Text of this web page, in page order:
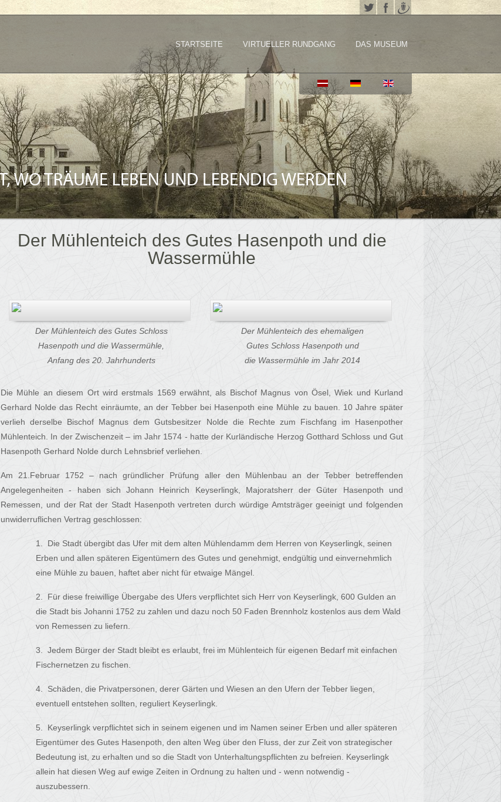
STARTSEITE VIRTUELLER RUNDGANG DAS MUSEUM
Der Mühlenteich des Gutes Hasenpoth und die
Wassermühle
Der Mühlenteich des Gutes Schloss
Hasenpoth und die Wassermühle,
Anfang des 20. Jahrhunderts
Der Mühlenteich des ehemaligen
Gutes Schloss Hasenpoth und
die Wassermühle im Jahr 2014
Die Mühle an diesem Ort wird erstmals 1569 erwähnt, als Bischof Magnus von Ösel, Wiek und Kurland
Gerhard Nolde das Recht einräumte, an der Tebber bei Hasenpoth eine Mühle zu bauen. 10 Jahre später
verlieh derselbe Bischof Magnus dem Gutsbesitzer Nolde die Rechte zum Fischfang im Hasenpother
Mühlenteich. In der Zwischenzeit – im Jahr 1574 - hatte der Kurländische Herzog Gotthard Schloss und Gut
Hasenpoth Gerhard Nolde durch Lehnsbrief verliehen.
Am 21.Februar 1752 – nach gründlicher Prüfung aller den Mühlenbau an der Tebber betreffenden
Angelegenheiten - haben sich Johann Heinrich Keyserlingk, Majoratsherr der Güter Hasenpoth und
Remessen, und der Rat der Stadt Hasenpoth vertreten durch würdige Amtsträger geeinigt und folgenden
unwiderruflichen Vertrag geschlossen:
1. Die Stadt übergibt das Ufer mit dem alten Mühlendamm dem Herren von Keyserlingk, seinen
Erben und allen späteren Eigentümern des Gutes und genehmigt, endgültig und einvernehmlich
eine Mühle zu bauen, haftet aber nicht für etwaige Mängel.
2. Für diese freiwillige Übergabe des Ufers verpflichtet sich Herr von Keyserlingk, 600 Gulden an
die Stadt bis Johanni 1752 zu zahlen und dazu noch 50 Faden Brennholz kostenlos aus dem Wald
von Remessen zu liefern.
3. Jedem Bürger der Stadt bleibt es erlaubt, frei im Mühlenteich für eigenen Bedarf mit einfachen
Fischernetzen zu fischen.
4. Schäden, die Privatpersonen, derer Gärten und Wiesen an den Ufern der Tebber liegen,
eventuell entstehen sollten, reguliert Keyserlingk.
5. Keyserlingk verpflichtet sich in seinem eigenen und im Namen seiner Erben und aller späteren
Eigentümer des Gutes Hasenpoth, den alten Weg über den Fluss, der zur Zeit von strategischer
Bedeutung ist, zu erhalten und so die Stadt von Unterhaltungspflichten zu befreien. Keyserlingk
allein hat diesen Weg auf ewige Zeiten in Ordnung zu halten und - wenn notwendig -
auszubessern.